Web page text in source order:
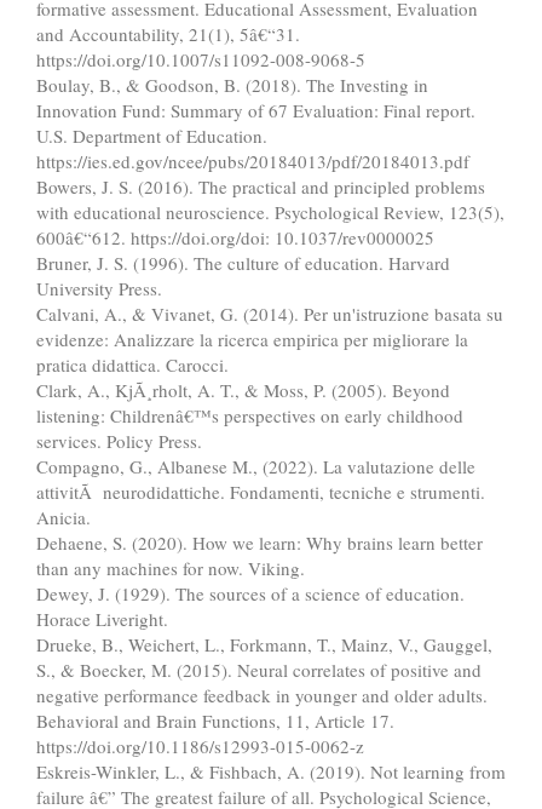
formative assessment. Educational Assessment, Evaluation
and Accountability, 21(1), 5â€“31.
https://doi.org/10.1007/s11092-008-9068-5
Boulay, B., & Goodson, B. (2018). The Investing in
Innovation Fund: Summary of 67 Evaluation: Final report.
U.S. Department of Education.
https://ies.ed.gov/ncee/pubs/20184013/pdf/20184013.pdf
Bowers, J. S. (2016). The practical and principled problems
with educational neuroscience. Psychological Review, 123(5),
600â€“612. https://doi.org/doi: 10.1037/rev0000025
Bruner, J. S. (1996). The culture of education. Harvard
University Press.
Calvani, A., & Vivanet, G. (2014). Per un'istruzione basata su
evidenze: Analizzare la ricerca empirica per migliorare la
pratica didattica. Carocci.
Clark, A., KjÃ¸rholt, A. T., & Moss, P. (2005). Beyond
listening: Childrenâ€™s perspectives on early childhood
services. Policy Press.
Compagno, G., Albanese M., (2022). La valutazione delle
attivitÃ neurodidattiche. Fondamenti, tecniche e strumenti.
Anicia.
Dehaene, S. (2020). How we learn: Why brains learn better
than any machines for now. Viking.
Dewey, J. (1929). The sources of a science of education.
Horace Liveright.
Drueke, B., Weichert, L., Forkmann, T., Mainz, V., Gauggel,
S., & Boecker, M. (2015). Neural correlates of positive and
negative performance feedback in younger and older adults.
Behavioral and Brain Functions, 11, Article 17.
https://doi.org/10.1186/s12993-015-0062-z
Eskreis-Winkler, L., & Fishbach, A. (2019). Not learning from
failure â€” The greatest failure of all. Psychological Science,